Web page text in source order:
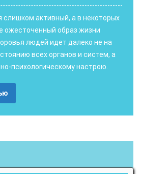
слишком активный, а в некоторых
ожесточенный образ жизни
людей идет далеко не на
всех органов и систем, а
психологическому настрою.